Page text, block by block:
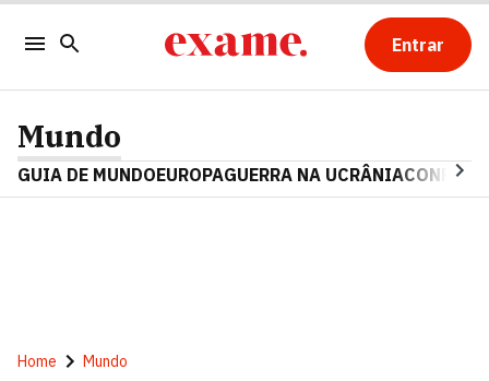
Entrar
Mundo
GUIA DE MUNDOEUROPAGUERRA NA UCRÂNIA
Home Mundo